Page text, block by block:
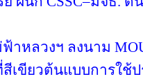
หลวงฯ ลงนาม
เขียวต้นแบบการใช้